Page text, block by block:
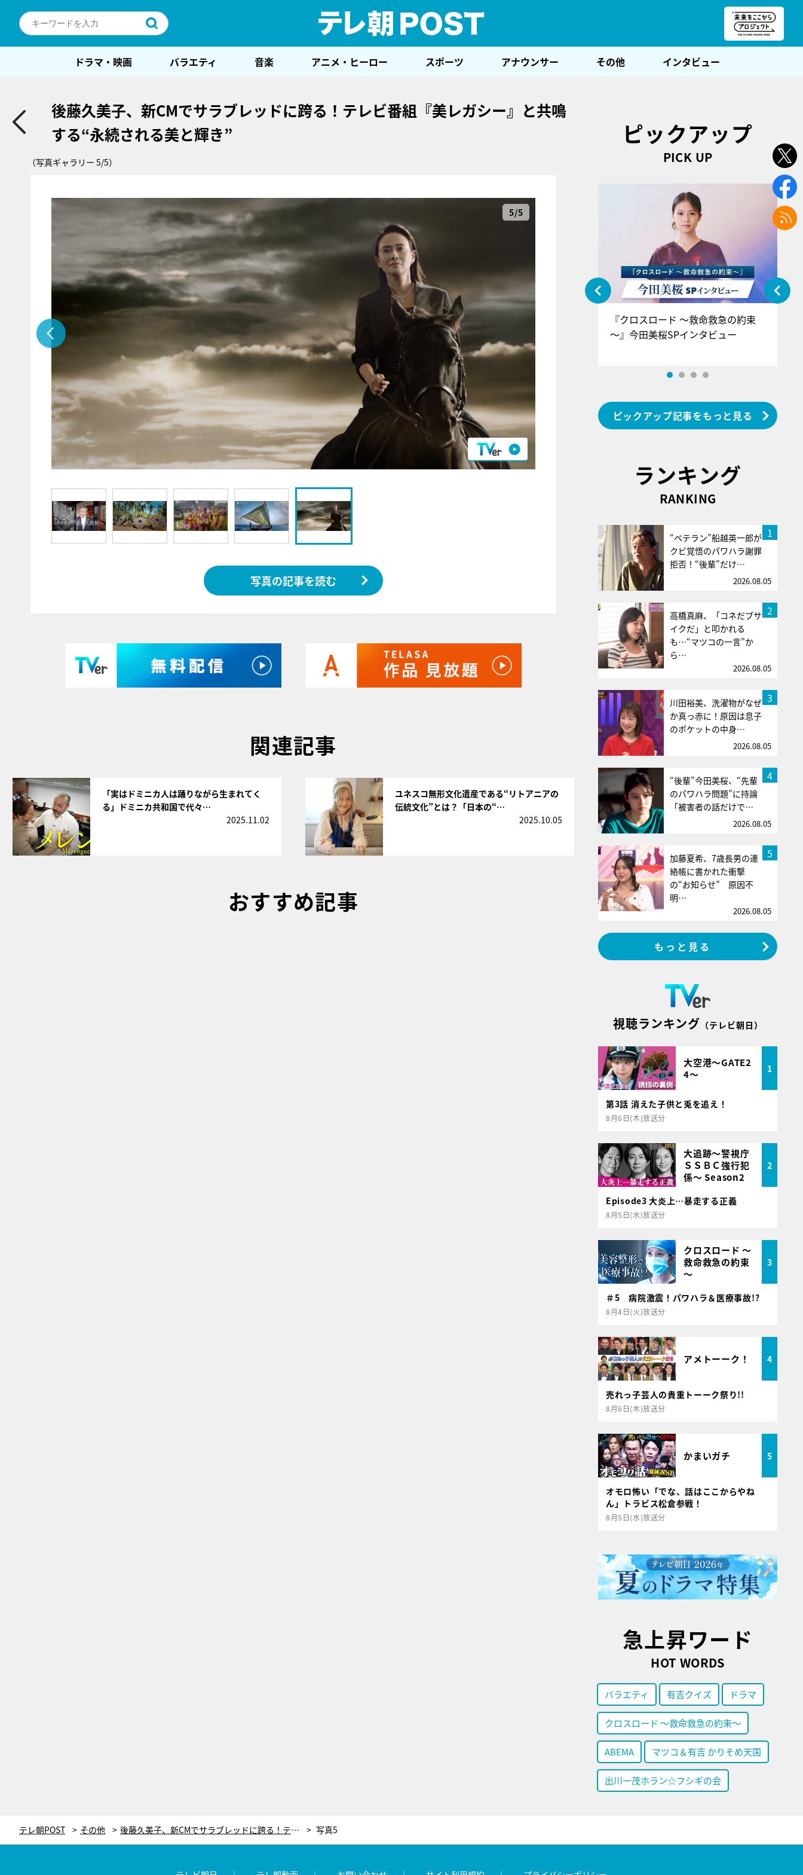
ドラマ・映画 バラエティ 音楽 アニメ・ヒーロー スポーツ アナウンサー その他 インタビュー
後藤久美子、新CMでサラブレッドに跨る！テレビ番組『美レガシー』と共鳴
する“永続される美と輝き”
（写真ギャラリー 5/5）
5/5
写真の記事を読む
関連記事
「実はドミニカ人は踊りながら生まれてく
る」ドミニカ共和国で代々…
2025.11.02
ユネスコ無形文化遺産である“リトアニアの
伝統文化”とは？「日本の“…
2025.10.05
おすすめ記事
ピックアップ
PICK UP
『アイ＝ラブ！げーみんぐ』＝LOV
E齋藤樹愛羅＆佐々木舞香SPインタ
ビュー
『クロスロード ～救命救急の約束
～』今田美桜SPインタビュー
ピックアップ記事をもっと見る
ランキング
RANKING
1
“ベテラン”船越英一郎が
クビ覚悟のパワハラ謝罪
拒否！“後輩”だけ…
2026.08.05
2
高橋真麻、「コネだブサ
イクだ」と叩かれる
も…“マツコの一言”か
ら…
2026.08.05
3
川田裕美、洗濯物がなぜ
か真っ赤に！原因は息子
のポケットの中身…
2026.08.05
4
“後輩”今田美桜、“先輩
のパワハラ問題”に持論
「被害者の話だけで…
2026.08.05
5
加藤夏希、7歳長男の連
絡帳に書かれた衝撃
の“お知らせ” 原因不
明…
2026.08.05
もっと見る
視聴ランキング （テレビ朝日）
大空港～GATE2
4～
1
第3話 消えた子供と兎を追え！
8月6日(木)放送分
大追跡～警視庁
ＳＳＢＣ強行犯
係～ Season2
2
Episode3 大炎上…暴走する正義
8月5日(水)放送分
クロスロード ～
救命救急の約束
～
3
＃5 病院激震！パワハラ＆医療事故!?
8月4日(火)放送分
アメトーーク！ 4
売れっ子芸人の貴重トーーク祭り!!
8月6日(木)放送分
かまいガチ 5
オモロ怖い「でな、話はここからやね
ん」トラビス松倉参戦！
8月5日(水)放送分
急上昇ワード
HOT WORDS
バラエティ 有吉クイズ ドラマ
クロスロード ～救命救急の約束～
ABEMA マツコ＆有吉 かりそめ天国
出川一茂ホラン☆フシギの会
テレ朝POST その他 後藤久美子、新CMでサラブレッドに跨る！テレビ番組『美レガシー』と共鳴する“永続される美と輝き” 写真5